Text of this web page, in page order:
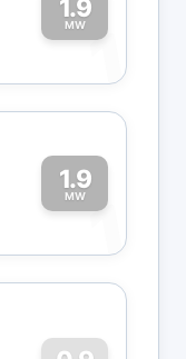
1.9
MW1
1.9
MW1